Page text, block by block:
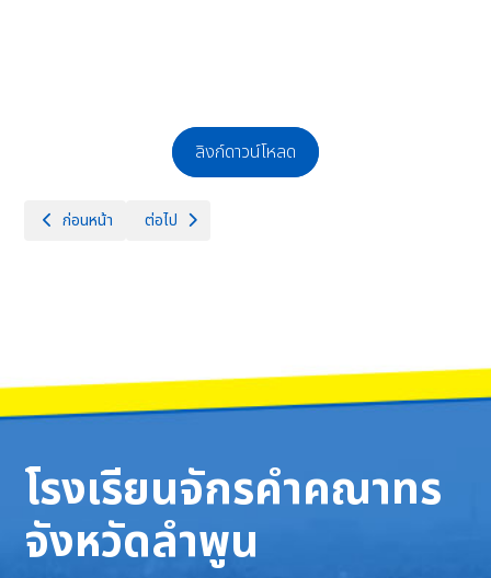
ลิงก์ดาวน์โหลด
เนื้อหาก่อนหน้า: ประกาศรายชื่อผู้ผ่านการสอบคัดเลือกบุคคลเพื่อเป็นลูกจ้างชั่
ก่อนหน้า เนื้อหาถัดไป: ประกาศผลผู้ผ่านการสอบคัดเลือกบุคคลเพื่อ
ต่อไป
โรงเรียนจักรคำคณาทร
จังหวัดลำพูน